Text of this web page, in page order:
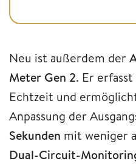
Neu ist außerdem der
Meter Gen 2. Er
Echtzeit und
Anpassung der
Sekunden mit weniger
Dual-Circuit-